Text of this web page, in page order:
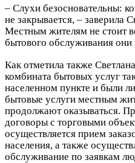
– Слухи безосновательны:
не закрывается, – заверила
Местным жителям не стоит
бытового обслуживания они
Как отметила также
комбината бытовых услуг
населенном пункте и были
бытовые услуги местным
продолжают оказываться.
договоры с торговыми
осуществляется прием
населения, а также
обслуживание по заявкам